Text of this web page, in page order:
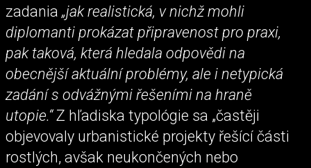
zadania „jak realistická, v nichž mohli
diplomanti prokázat připravenost pro praxi,
pak taková, která hledala odpovědi na
obecnější aktuální problémy, ale i netypická
zadání s odvážnými řešeními na hraně
utopie.“Z hľadiska typológie sa „častěji
objevovaly urbanistické projekty řešící části
rostlých, avšak neukončených nebo